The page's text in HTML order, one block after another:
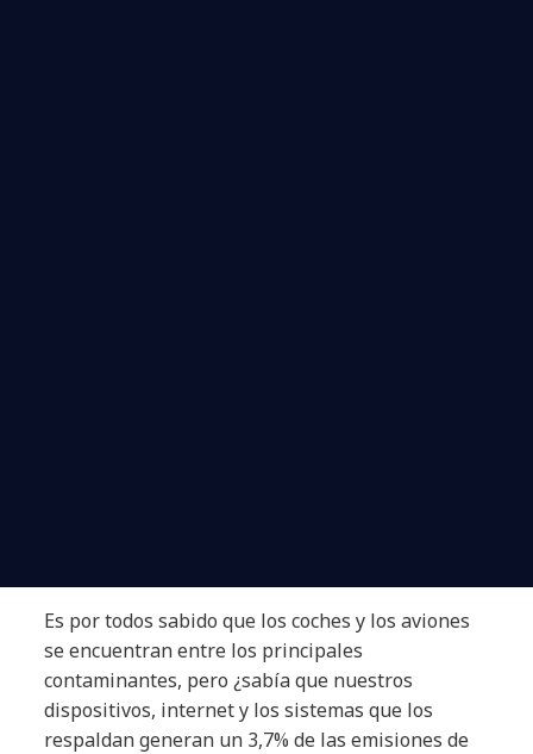
Es por todos sabido que los coches y los aviones
se encuentran entre los principales
contaminantes, pero ¿sabía que nuestros
dispositivos, internet y los sistemas que los
respaldan generan un 3,7% de las emisiones de